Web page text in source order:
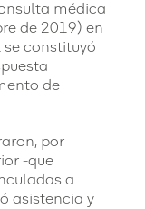
médica
de 2019) en
se constituyó
de
por
-que
a
asistencia y